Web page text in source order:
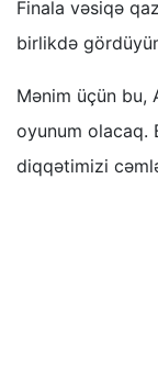
Finala vəsiqə
birlikdə
Mənim üçün bu,
oyunum olacaq.
diqqətimizi